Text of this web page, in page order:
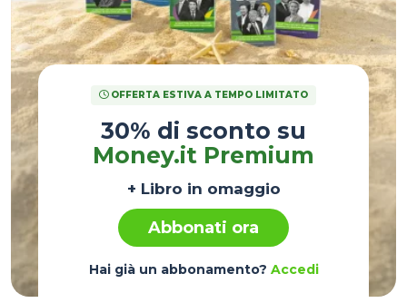
OFFERTA ESTIVA A TEMPO LIMITATO
30% di sconto su
Money.it Premium
+ Libro in omaggio
Abbonati ora
Hai già un abbonamento? Accedi